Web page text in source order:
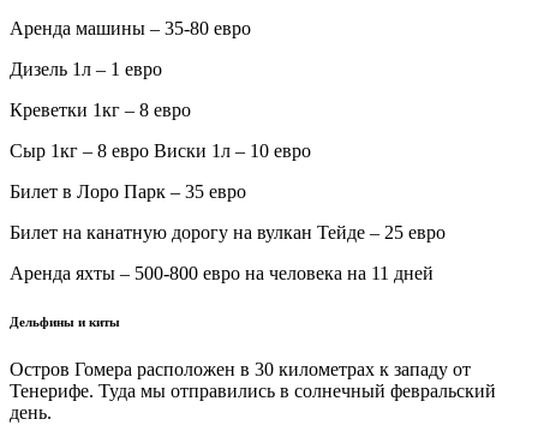
Аренда машины – 35-80 евро
Дизель 1л – 1 евро
Креветки 1кг – 8 евро
Сыр 1кг – 8 евро Виски 1л – 10 евро
Билет в Лоро Парк – 35 евро
Билет на канатную дорогу на вулкан Тейде – 25 евро
Аренда яхты – 500-800 евро на человека на 11 дней
Дельфины и киты
Остров Гомера расположен в 30 километрах к западу от
Тенерифе. Туда мы отправились в солнечный февральский
день.